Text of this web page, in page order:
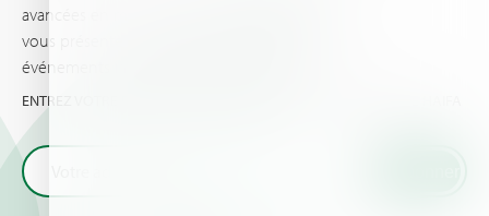
avancées en matière de nutrition des plantes et
vous présente les dernières actualités et
événements importants vos cultures et pour vous.
ENTREZ VOTRE EMAIL ET OBTENEZ LES TOUTES DERNIÈRES DE HAIFA